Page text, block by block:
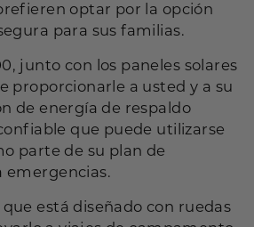
optar por la opción
para sus familias.
junto con los paneles solares
proporcionarle a usted y a su
de energía de respaldo
que puede utilizarse
parte de su plan de
emergencias.
está diseñado con ruedas